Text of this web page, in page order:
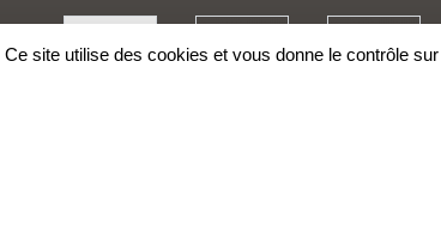
Ce site utilise des cookies et vous donne le contrôle